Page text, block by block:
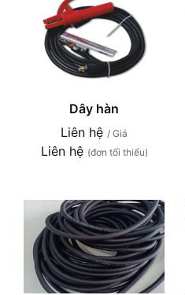
Dây hàn
Liên hệ / Giá
Liên hệ (đơn tối thiểu)